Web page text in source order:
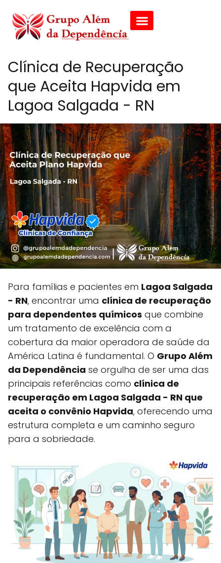
Clínica de Recuperação
que Aceita Hapvida em
Lagoa Salgada - RN
Para famílias e pacientes em Lagoa Salgada
- RN, encontrar uma clínica de recuperação
para dependentes químicos que combine
um tratamento de excelência com a
cobertura da maior operadora de saúde da
América Latina é fundamental. O Grupo Além
da Dependência se orgulha de ser uma das
principais referências como clínica de
recuperação em Lagoa Salgada - RN que
aceita o convênio Hapvida, oferecendo uma
estrutura completa e um caminho seguro
para a sobriedade.